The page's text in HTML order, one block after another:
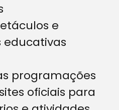
e
educativas
programações
oficiais para